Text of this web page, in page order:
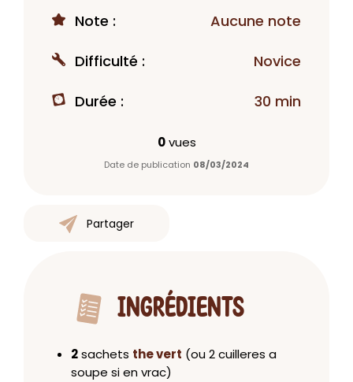
Note : Aucune note
Difficulté : Novice
Durée : 30 min
0vues
Date de publication 08/03/2024
Partager
INGRÉDIENTS
2sachets the vert (ou 2 cuilleres a
soupe si en vrac)